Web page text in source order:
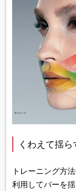
くわえて揺
トレーニング方
利用してバーを